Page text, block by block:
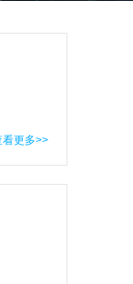
看更多>>